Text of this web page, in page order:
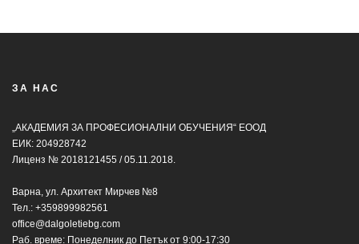
ЗА НАС
„АКАДЕМИЯ ЗА ПРОФЕСИОНАЛНИ ОБУЧЕНИЯ“ ЕООД
ЕИК: 204928742
Лиценз № 2018121455 / 05.11.2018.
Варна, ул. Архитект Мирчев №8
Тел.: +359899982561
office@dalgoletiebg.com
Раб. време: Понеделник до Петък от 9:00-17:30